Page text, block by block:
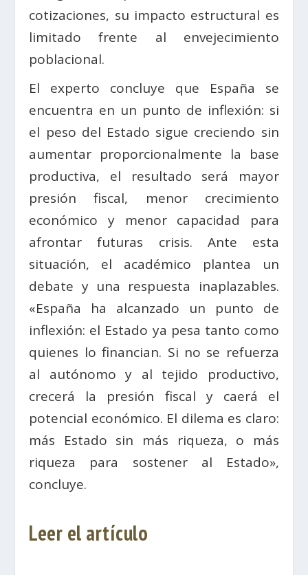
cotizaciones, su impacto estructural es
limitado frente al envejecimiento
poblacional.
El experto concluye que España se
encuentra en un punto de inflexión: si
el peso del Estado sigue creciendo sin
aumentar proporcionalmente la base
productiva, el resultado será mayor
presión fiscal, menor crecimiento
económico y menor capacidad para
afrontar futuras crisis. Ante esta
situación, el académico plantea un
debate y una respuesta inaplazables.
«España ha alcanzado un punto de
inflexión: el Estado ya pesa tanto como
quienes lo financian. Si no se refuerza
al autónomo y al tejido productivo,
crecerá la presión fiscal y caerá el
potencial económico. El dilema es claro:
más Estado sin más riqueza, o más
riqueza para sostener al Estado»,
concluye.
Leer el artículo